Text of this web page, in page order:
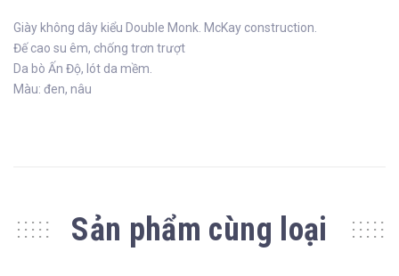
Giày không dây kiểu Double Monk. McKay construction.
Đế cao su êm, chống trơn trượt
Da bò Ấn Độ, lót da mềm.
Màu: đen, nâu
Sản phẩm cùng loại